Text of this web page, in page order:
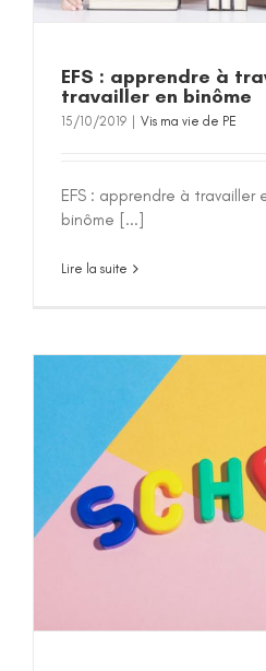
EFS : apprendre à
travailler en binôme
15/10/2019 Vis ma vie de PE
EFS : apprendre à
binôme [...]
Lire la suite